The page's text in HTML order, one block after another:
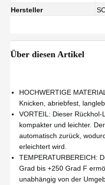
Hersteller
Über diesen Artikel
HOCHWERTIGE
Knicken, abriebfest,
VORTEIL: Dieser
kompakter und leichter.
automatisch zurück,
erleichtert wird.
TEMPERATURBEREICH:
Grad bis +250 Grad F
unabhängig von der